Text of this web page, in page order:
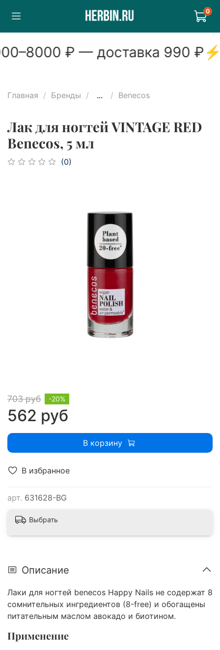
0
–8000₽ — доставка990₽⚡
Главная Бренды ... Benecos
Лак для ногтей VINTAGE RED
Benecos, 5 мл
(0)
В избранное
арт. 631628-BG
703 руб
562 руб
-20%
В корзину
Выбрать
Описание
Лаки для ногтей benecos Happy Nails не содержат 8
сомнительных ингредиентов (8-free) и обогащены
питательным маслом авокадо и биотином.
Применение